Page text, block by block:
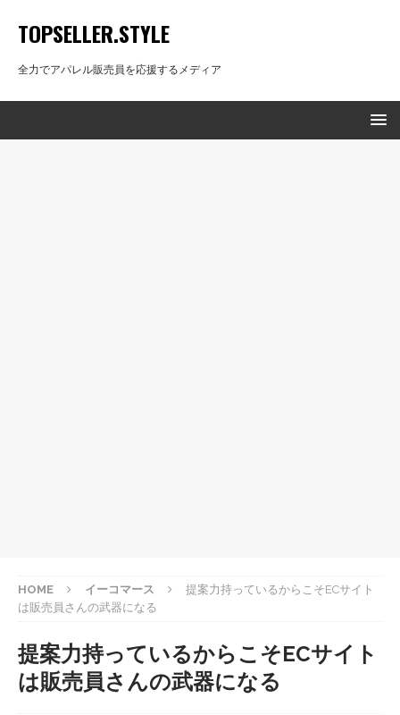
TOPSELLER.STYLE
全力でアパレル販売員を応援するメディア
HOME イーコマース
提案力持っているからこそECサイト
は販売員さんの武器になる
提案力持っているからこそECサイト
は販売員さんの武器になる